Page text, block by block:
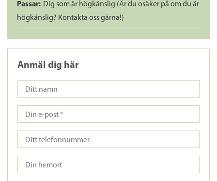
Passar: Dig som är högkänslig (Är du osäker på om du är
högkänslig? Kontakta oss gärna!)
Anmäl dig här